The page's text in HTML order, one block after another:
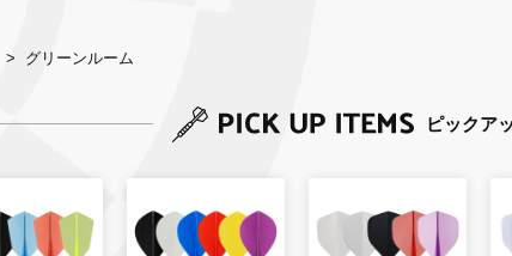
> グリーンルーム
ピックア